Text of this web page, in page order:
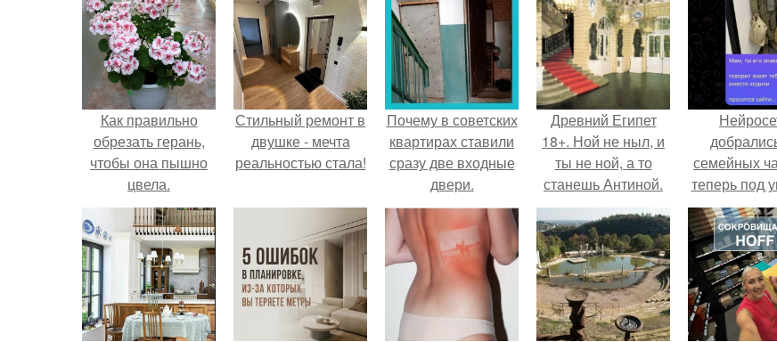
Как правильно
обрезать герань,
чтобы она пышно
цвела.
Стильный ремонт в
двушке - мечта
реальностью стала!
Почему в советских
квартирах ставили
сразу две входные
двери.
Древний Египет
18+. Ной не ныл, и
ты не ной, а то
станешь Антиной.
семейных
теперь под
мамины